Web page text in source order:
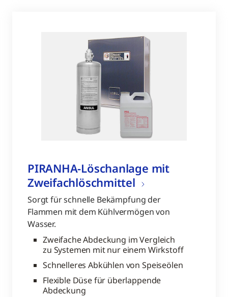
PIRANHA-Löschanlage mit
Zweifachlöschmittel
Sorgt für schnelle Bekämpfung der
Flammen mit dem Kühlvermögen von
Wasser.
Zweifache Abdeckung im Vergleich
zu Systemen mit nur einem Wirkstoff
Schnelleres Abkühlen von Speiseölen
Flexible Düse für überlappende
Abdeckung